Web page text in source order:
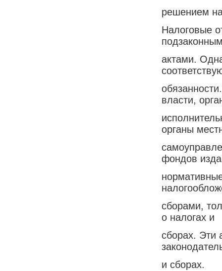
решением
Налоговые
актами.
власти,
органы
фондов
сборами,
о налогах и
сборах. Эти
и сборах.